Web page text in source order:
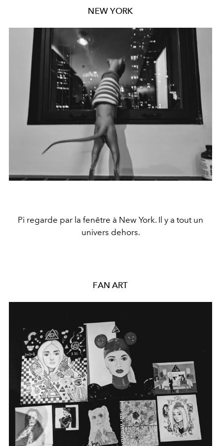
NEW YORK
Pi regarde par la fenêtre à New York. Il y a tout un
univers dehors.
FAN ART